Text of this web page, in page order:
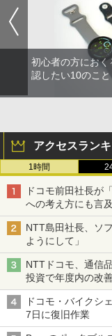
初心者の方にお
認したい10のこと
アクセスラン
1時間
ドコモ前田社長が
への考え方にも言及
NTT島田社長、ソ
ようにして」
NTTドコモ、通信
投資で年度内の改
ドコモ・バイクシ
7日に復旧作業